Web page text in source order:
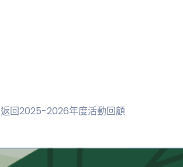
返回2025-2026年度活動回顧